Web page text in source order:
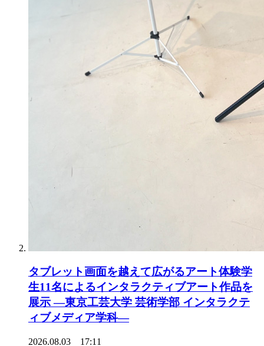
タブレット画面を越えて広がるアート体験学
生11名によるインタラクティブアート作品を
展示 ―東京工芸大学 芸術学部 インタラクテ
ィブメディア学科―
2026.08.03 17:11